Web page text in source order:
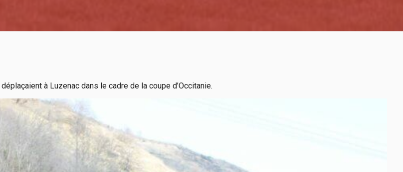
à Luzenac dans le cadre de la coupe d’Occitanie.